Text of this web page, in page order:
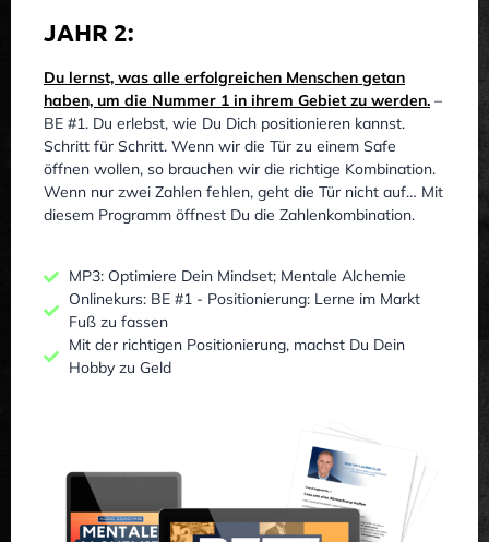
JAHR 2:
Du lernst, was alle erfolgreichen Menschen getan
haben, um die Nummer 1 in ihrem Gebiet zu werden. –
BE #1. Du erlebst, wie Du Dich positionieren kannst.
Schritt für Schritt. Wenn wir die Tür zu einem Safe
öffnen wollen, so brauchen wir die richtige Kombination.
Wenn nur zwei Zahlen fehlen, geht die Tür nicht auf… Mit
diesem Programm öffnest Du die Zahlenkombination.
MP3: Optimiere Dein Mindset; Mentale Alchemie
Onlinekurs: BE #1 - Positionierung: Lerne im Markt
Fuß zu fassen
Mit der richtigen Positionierung, machst Du Dein
Hobby zu Geld